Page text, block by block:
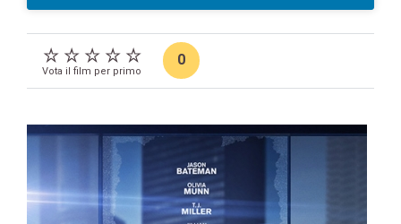
Vota il film per primo
0